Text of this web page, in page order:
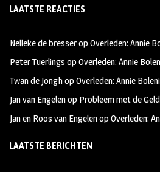
b
oo
k
ag
m
tt
LAATSTE REACTIES
Nelleke de bresseropOverleden: Annie
Peter Tuerlings opOverleden: Annie
Twan de JonghopOverleden: Annie
Jan van Engelenop Probleem met de
Jan en Roos van EngelenopOverleden:
LAATSTE BERICHTEN